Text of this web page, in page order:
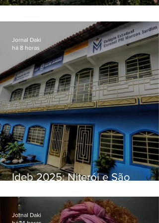
Ideb 2025: Niterói e São
distintos no ensino médio; veja
Jornal Daki
há 8 horas
Jornal Daki